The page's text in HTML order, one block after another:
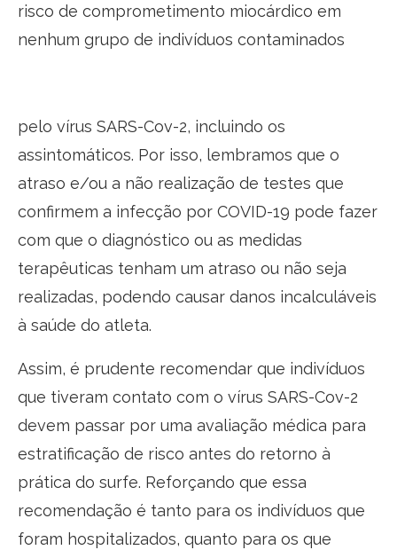
risco de comprometimento miocárdico em
nenhum grupo de indivíduos contaminados
pelo vírus SARS-Cov-2, incluindo os
assintomáticos. Por isso, lembramos que o
atraso e/ou a não realização de testes que
confirmem a infecção por COVID-19 pode fazer
com que o diagnóstico ou as medidas
terapêuticas tenham um atraso ou não seja
realizadas, podendo causar danos incalculáveis
à saúde do atleta.
Assim, é prudente recomendar que indivíduos
que tiveram contato com o vírus SARS-Cov-2
devem passar por uma avaliação médica para
estratificação de risco antes do retorno à
prática do surfe. Reforçando que essa
recomendação é tanto para os indivíduos que
foram hospitalizados, quanto para os que